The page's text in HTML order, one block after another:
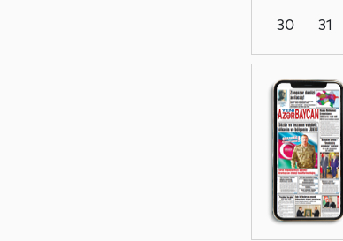
Dünya
Dünya
30
31